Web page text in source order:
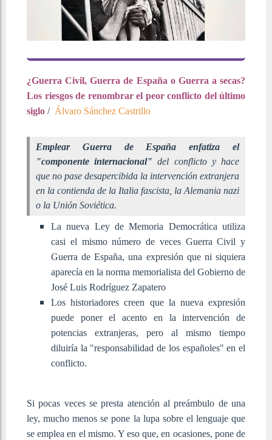
¿Guerra Civil, Guerra de España o Guerra a secas?
Los riesgos de renombrar el peor conflicto del último
siglo / Álvaro Sánchez Castrillo
Emplear Guerra de España enfatiza el
"componente internacional" del conflicto y hace
que no pase desapercibida la intervención extranjera
en la contienda de la Italia fascista, la Alemania nazi
o la Unión Soviética.
La nueva Ley de Memoria Democrática utiliza
casi el mismo número de veces Guerra Civil y
Guerra de España, una expresión que ni siquiera
aparecía en la norma memorialista del Gobierno de
José Luis Rodríguez Zapatero
Los historiadores creen que la nueva expresión
puede poner el acento en la intervención de
potencias extranjeras, pero al mismo tiempo
diluiría la "responsabilidad de los españoles" en el
conflicto.
Si pocas veces se presta atención al preámbulo de una
ley, mucho menos se pone la lupa sobre el lenguaje que
se emplea en el mismo. Y eso que, en ocasiones, pone de